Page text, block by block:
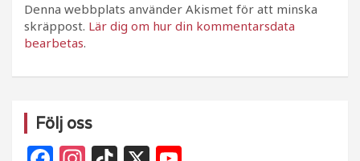
Denna webbplats använder Akismet för att minska
skräppost. Lär dig om hur din kommentarsdata
bearbetas.
Följ oss